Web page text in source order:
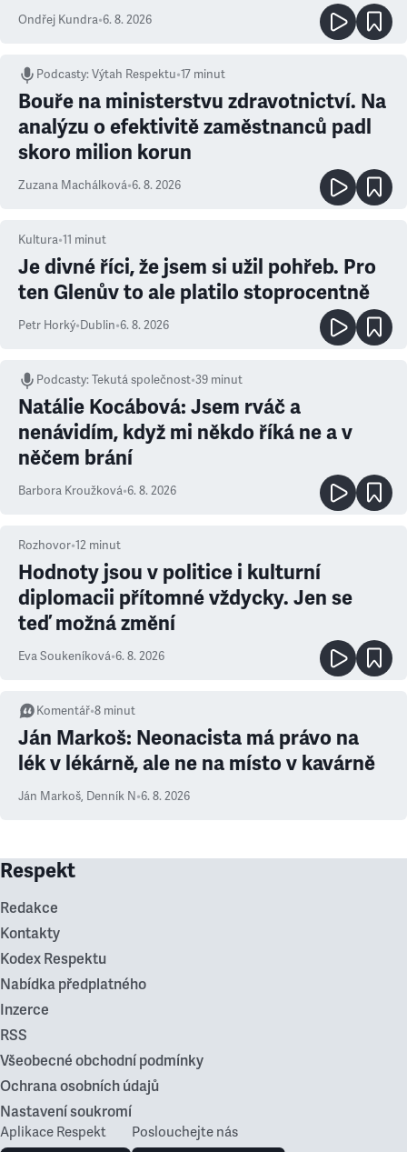
Ondřej Kundra•6. 8. 2026
Podcasty:Výtah Respektu•17 minut
Bouře na ministerstvu zdravotnictví. Na
analýzu o efektivitě zaměstnanců padl
skoro milion korun
Zuzana Machálková•6. 8. 2026
Kultura•11 minut
Je divné říci, že jsem si užil pohřeb. Pro
ten Glenův to ale platilo stoprocentně
Petr Horký•Dublin•6. 8. 2026
Podcasty:Tekutá společnost•39 minut
Natálie Kocábová: Jsem rváč a
nenávidím, když mi někdo říká ne a v
něčem brání
Barbora Kroužková•6. 8. 2026
Rozhovor•12 minut
Hodnoty jsou v politice i kulturní
diplomacii přítomné vždycky. Jen se
teď možná změní
Eva Soukeníková•6. 8. 2026
Komentář•8 minut
Ján Markoš: Neonacista má právo na
lék v lékárně, ale ne na místo v kavárně
Ján Markoš, Denník N•6. 8. 2026
Respekt
Redakce
Kontakty
Kodex Respektu
Nabídka předplatného
Inzerce
RSS
Všeobecné obchodní podmínky
Ochrana osobních údajů
Nastavení soukromí
Aplikace Respekt Poslouchejte nás